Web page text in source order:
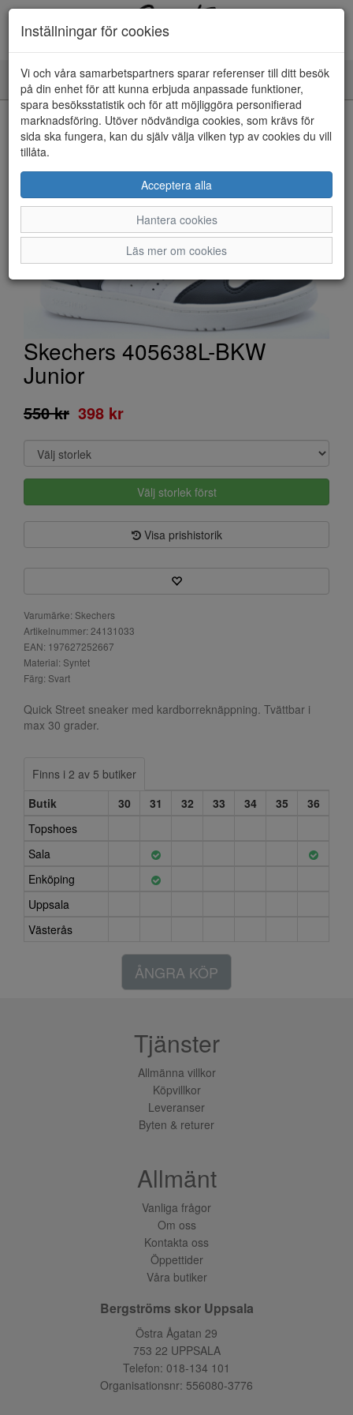
Toggle
navigation
HEM
Skechers 405638L-BKW
Junior
550 kr 398 kr
Välj storlek först
Visa prishistorik
Varumärke: Skechers
Artikelnummer: 24131033
EAN: 197627252667
Material: Syntet
Färg: Svart
Quick Street sneaker med kardborreknäppning. Tvättbar i
max 30 grader.
Finns i 2 av 5 butiker
Butik
30 31 32 33 34 35
36
Topshoes
Sala
Enköping
Uppsala
Västerås
ÅNGRA KÖP
Inställningar för cookies
Vi och våra samarbetspartners sparar referenser till ditt besök
på din enhet för att kunna erbjuda anpassade funktioner,
spara besöksstatistik och för att möjliggöra personifierad
marknadsföring. Utöver nödvändiga cookies, som krävs för
sida ska fungera, kan du själv välja vilken typ av cookies du vill
tillåta.
Acceptera alla
Hantera cookies
Läs mer om cookies
Tjänster
Allmänna villkor
Köpvillkor
Leveranser
Byten & returer
Allmänt
Vanliga frågor
Om oss
Kontakta oss
Öppettider
Våra butiker
Bergströms skor Uppsala
Östra Ågatan 29
753 22 UPPSALA
Telefon: 018-134 101
Organisationsnr: 556080-3776